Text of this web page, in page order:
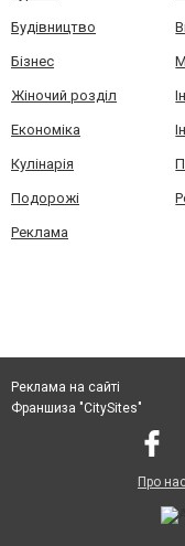
Будівництво
Бізнес
Жіночий розділ
Економіка
Кулінарія
Подорожі
Реклама
Реклама на сайті
Франшиза "CitySites"
Про